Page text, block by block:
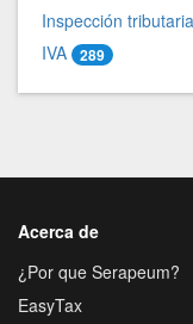
Inspección tributaria
IVA 289
Acerca de
¿Por que Serapeum?
EasyTax